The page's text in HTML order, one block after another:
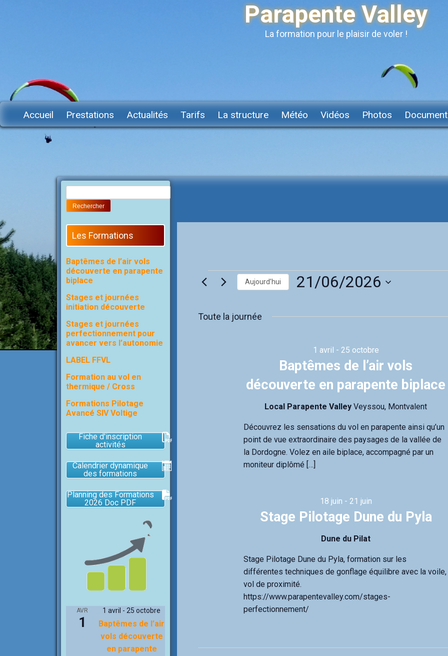
Parapente Valley
La formation pour le plaisir de voler !
Accueil Prestations Actualités Tarifs La structure Météo Vidéos Photos
Évènements
for
2026
Aujourd’hui 21/06/2026
l
n
e
u
e
d
a
Toute la journée
Baptêmes de l’air vols
découverte en parapente biplace
1 avril - 25 octobre
Local Parapente ValleyVeyssou, Montvalent
Découvrez les sensations du vol en parapente ainsi qu’un
point de vue extraordinaire des paysages de la vallée de
la Dordogne. Volez en aile biplace, accompagné par un
moniteur diplômé […]
Stage Pilotage Dune du Pyla
18 juin - 21 juin
Dune du Pilat
Stage Pilotage Dune du Pyla, formation sur les
différentes techniques de gonflage équilibre avec la voile,
vol de proximité.
https://www.parapentevalley.com/stages-
perfectionnement/
Rechercher :
Les Formations
Baptêmes de l’air vols
découverte en parapente
biplace
Stages et journées
initiation découverte
Stages et journées
perfectionnement pour
avancer vers l’autonomie
LABEL FFVL
Formation au vol en
thermique / Cross
Formations Pilotage
Avancé SIV Voltige
Fiche d'inscription
activités
Calendrier dynamique
des formations
Planning des Formations
2026 Doc PDF
AVR
1
1 avril - 25 octobre
Baptêmes de l’air
vols découverte
en parapente